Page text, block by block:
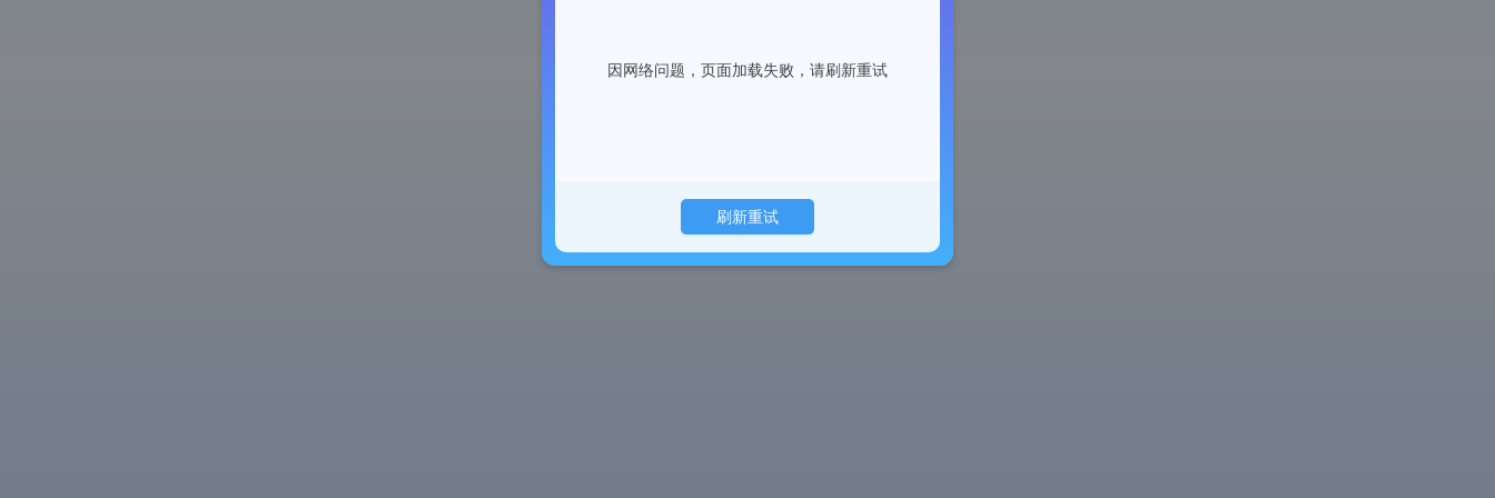
因网络问题，页面加载失败，请刷新重试
刷新重试